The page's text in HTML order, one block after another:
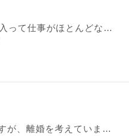
52歳主婦。自営の夫、今年に入って仕事がほとんどなくまともに働かず、gw直前に3ヶ月の仕事が入り広島まで行ったのですが途中で放り出して帰ってきてしまい六月上旬からうちにいて何もせず。無収入です。サラリーマンから自営になってから収入安定せず、家庭内別居状態でしたがもう一日中なにもせずうちにいる夫に愛想が尽き、借金も返せず健康保険ももう四ヶ月くらい払えていません。私はダブルワークしていますが収入は10万ほど、家賃だけは払わないと住むところがなくなるので給料から払っていますがもう限界で 喧嘩になるとオレが借りてるから出て行けと？大学生の長男と高校生の娘を連れて出て行きたいが。でるなら夏休みのいましかないと。私は両親他界していまは伯母の病院通院介助をパートの休みに都内まで行ってます。伯母は自営なんだからうまくいかない時期は仕方がないといいますが、もうまともな生活が10年以上よくなるとどころか悪区なる一方で。長男と私には手をあげることもあり。 警察沙汰にすると遠くへ越さないといけないと、我慢していましたが、もう毎日顔見るのもいやで、
夫と結婚してまだ半年なのですが、離婚を考えています。 交際期間は4年です。 不貞行為や借金といった問題はなく、共働きなこともあり家事にもかなり協力的です。 特に料理は買い出し含め彼がしてくれるため、料理があまり得意でない私にとって有難いことです。 ただ、機嫌が悪くなると無視、2人での外出を楽しんでくれない(私が1人、もしくは友人と外出する際は快く送り出してくれます)、彼の実家では無言になる、常にスマホでゲームをする(食事中も)ことなどにストレスを感じています。 また私の伝手で入った会社を1年で辞め、元々勤めていた会社に戻りたいと言われ不満はありましたが、話し合って結果私が折れる形で許可しました。 ただ、それに伴い金髪にすると言いだしました。 元の職場的には髪型に規則等はなく、そこに問題はないのですが、親族のみの簡単なものですが、結婚式もあるのにそれはやめてほしいとお願いしました。 結果まだ金髪にはしていないのですが、それから無視をされています。 (家事はしてくれています) 話し合いたいということも伝えたのですが、無視が続いています。 私の体調不良が2ヶ月続いており、 原因がストレスだろうということも感じております。 病院にも通院しています。内科、皮膚科、眼科に通院中で心療内科にはまだかかっていないのですが… 心身ともに限界が近いように感じています。 彼と上手くやりたい気持ちと将来を考えて別れた方が幸せになれるのではないかという気持ちに揺れ動いております。 何年も付き合っていたのに、たった数ヶ月でこんな事態になっている事にとても情けない気持ちでいっぱいです。どう対処すればいいかもわからなくなっています。